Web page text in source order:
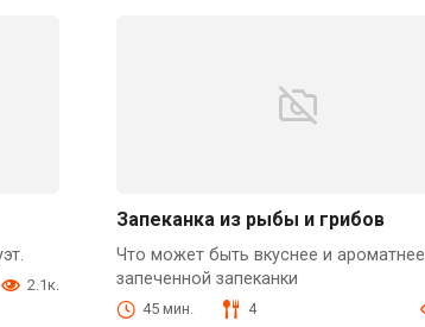
2.1к.
Запеканка из рыбы и грибов
Что может быть вкуснее и ароматнее
запеченной запеканки
45 мин. 4